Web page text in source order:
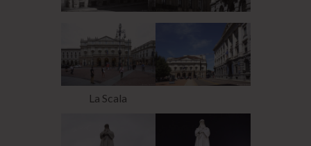
La Scala